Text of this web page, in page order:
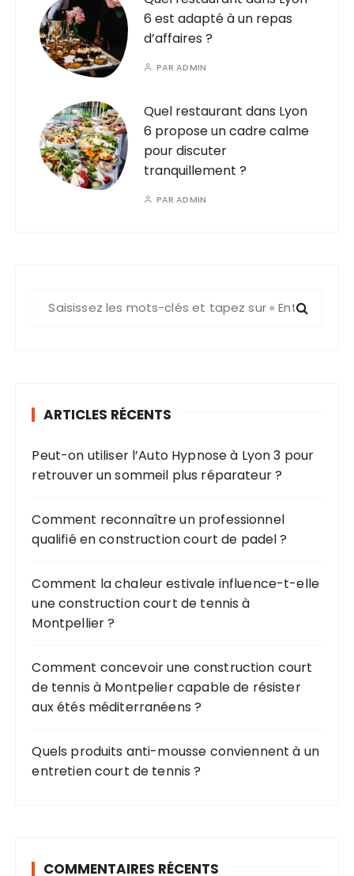
6 est adapté à un repas
d’affaires ?
PARADMIN
Quel restaurant dans Lyon
6 propose un cadre calme
pour discuter
tranquillement ?
PARADMIN
e
p
u
r
ARTICLES RÉCENTS
Peut-on utiliser l’Auto Hypnose à Lyon 3 pour
retrouver un sommeil plus réparateur ?
Comment reconnaître un professionnel
qualifié en construction court de padel ?
Comment la chaleur estivale influence-t-elle
une construction court de tennis à
Montpellier ?
Comment concevoir une construction court
de tennis à Montpelier capable de résister
aux étés méditerranéens ?
Quels produits anti-mousse conviennent à un
entretien court de tennis ?
COMMENTAIRES RÉCENTS